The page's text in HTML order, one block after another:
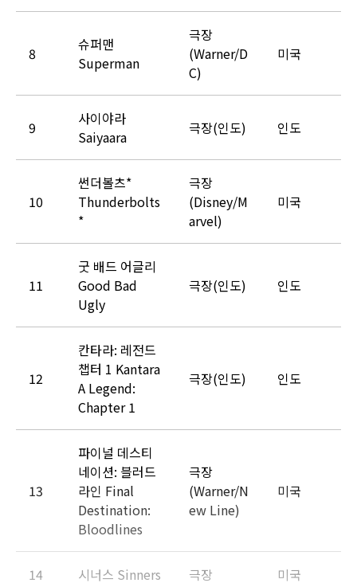
8
슈퍼맨
Superman
극장
(Warner/D
C)
미국
9
사이야라
Saiyaara
극장(인도) 인도
10
썬더볼츠*
Thunderbolts
*
극장
(Disney/M
arvel)
미국
11
굿 배드 어글리
Good Bad
Ugly
극장(인도) 인도
12
칸타라: 레전드
챕터 1 Kantara
A Legend:
Chapter 1
극장(인도) 인도
13
파이널 데스티
네이션: 블러드
라인 Final
Destination:
Bloodlines
극장
(Warner/N
ew Line)
미국
14 시너스 Sinners 극장 미국